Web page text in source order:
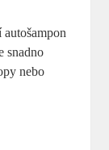
autošampon
snadno
nebo